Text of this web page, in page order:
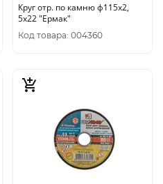
Круг отр. по камню ф115х2,
5х22 "Ермак"
Код товара: 004360